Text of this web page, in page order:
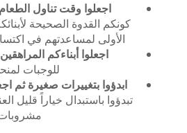
اجعلوا وقت تناول
كونكم القدوة الصحيحة
الأولى لمساعدتهم في
اجعلوا أبناءكم
للوجبات
ابدؤوا بتغييرات صغيرة ثم
تبدؤوا باستبدال خياراً قليل
مشروبات